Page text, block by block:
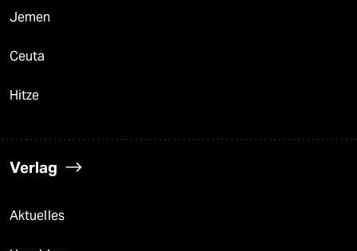
Jemen
Ceuta
Hitze
Verlag
Aktuelles